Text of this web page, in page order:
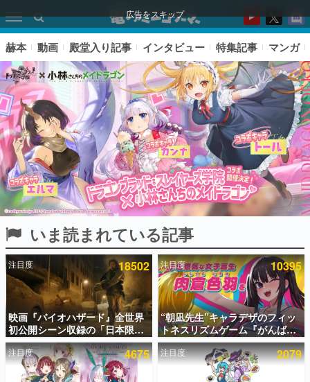
広告をスキップ
ピックアップ
電ファミのいま読まれている記事ランキング
アプリセール情報
インタビュー
連載・特集一覧
赫本 動画 殿堂入り記事 インタビュー 特集記事 マンガ
いま読まれている記事
注目度 18502
映画『バイオハザード』全世界
初公開シーン収録の「日本限
定」予告映像が解禁。バイオの
日（8月10日）にあわせて、
「ラクーンシティ総合病院」へ
注目度 10395
“朝凪先生”キャラデザのフィッ
トネスリズムゲーム『がんば
れ！チアリズム』Steamストア
ページが公開。キャラクターの
CVは陽向葵ゅかさん
注目度 4675 注目度 2079